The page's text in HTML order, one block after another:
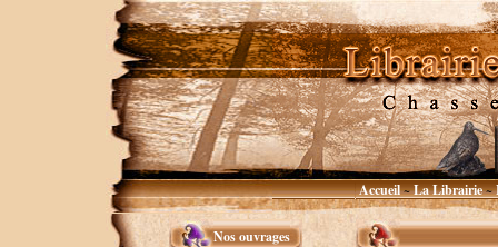
Accueil~La Librairie~
Nos ouvrages